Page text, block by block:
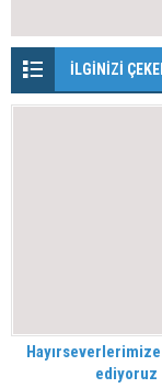
İLGİNİZİ
ediyoruz